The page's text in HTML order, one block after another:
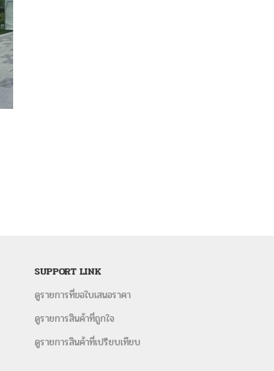
SUPPORT LINK
ดูรายการที่ขอใบเสนอราคา
ดูรายการสินค้าที่ถูกใจ
ดูรายการสินค้าที่เปรียบเทียบ